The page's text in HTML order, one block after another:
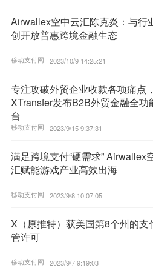
Airwallex空中云汇陈克炎：与行
创开放普惠跨境金融生态
移动支付网 | 2023/10/9 14:25:21
专注攻破外贸企业收款各项痛点，
XTransfer发布B2B外贸金融全功
台
移动支付网 | 2023/9/15 9:37:31
满足跨境支付“硬需求” Airwallex
汇赋能游戏产业高效出海
移动支付网 | 2023/9/8 10:07:05
X（原推特）获美国第8个州的支
管许可
移动支付网 | 2023/9/7 9:19:03